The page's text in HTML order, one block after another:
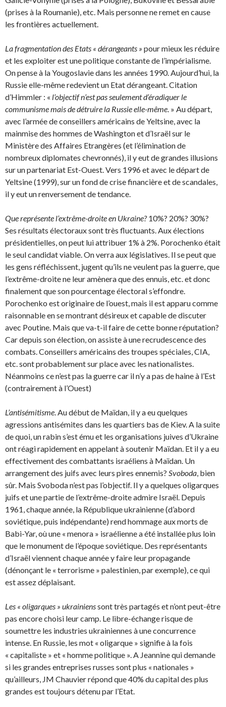
(prises à la Roumanie), etc. Mais personne ne remet en cause
les frontières actuellement.
La fragmentation des Etats « dérangeants » pour mieux les réduire
et les exploiter est une politique constante de l’impérialisme.
On pense à la Yougoslavie dans les années 1990. Aujourd’hui, la
Russie elle-même redevient un Etat dérangeant. Citation
d’Himmler : « l’objectif n’est pas seule­ment d’éradiquer le
communisme mais de détruire la Russie elle-même. » Au départ,
avec l’armée de conseillers américains de Yeltsine, avec la
mainmise des hommes de Washington et d’Israël sur le
Ministère des Affaires Etrangères (et l’élimination de
nombreux diplomates chevronnés), il y eut de grandes illusions
sur un partenariat Est-Ouest. Vers 1996 et avec le départ de
Yeltsine (1999), sur un fond de crise financière et de scandales,
il y eut un renversement de tendance.
Que représente l’extrême-droite en Ukraine?10%? 20%? 30%?
Ses résultats électoraux sont très fluctuants. Aux élections
présidentielles, on peut lui attribuer 1% à 2%. Porochenko était
le seul candidat viable. On verra aux législatives. Il se peut que
les gens réfléchissent, jugent qu’ils ne veulent pas la guerre, que
l’extrême-droite ne leur amènera que des ennuis, etc. et donc
finale­ment que son pourcentage électoral s’effondre.
Porochenko est originaire de l’ouest, mais il est apparu comme
raisonnable en se montrant désireux et capable de discuter
avec Poutine. Mais que va-t-il faire de cette bonne réputation?
Car depuis son élection, on assiste à une recrudescence des
combats. Conseillers américains des troupes spéciales, CIA,
etc. sont probablement sur place avec les nationalistes.
Néanmoins ce n’est pas la guerre car il n’y a pas de haine à l’Est
(contraire­ment à l’Ouest)
L’antisémitisme. Au début de Maïdan, il y a eu quelques
agressions antisémites dans les quartiers bas de Kiev. A la suite
de quoi, un rabin s’est ému et les organisations juives d’Ukraine
ont réagi rapidement en appelant à soutenir Maïdan. Et il y a eu
effectivement des combattants israéliens à Maïdan. Un
arrangement des juifs avec leurs pires ennemis? Svoboda, bien
sûr. Mais Svoboda n’est pas l’objectif. Il y a quelques oligarques
juifs et une partie de l’extrême-droite admire Israël. Depuis
1961, chaque année, la République ukrainienne (d’abord
soviétique, puis indépendante) rend hommage aux morts de
Babi-Yar, où une « menora » israélienne a été installée plus loin
que le monument de l’époque soviétique. Des représentants
d’Israël viennent chaque année y faire leur propagande
(dénonçant le « terrorisme » palestinien, par exemple), ce qui
est assez déplaisant.
Les « oligarques » ukrainienssont très partagés et n’ont peut-être
pas encore choisi leur camp. Le libre-échange risque de
soumettre les industries ukrainiennes à une concurrence
intense. En Russie, les mot « oligarque » signifie à la fois
« capitaliste » et « homme politique ». A Jeannine qui demande
si les grandes entreprises russes sont plus « nationales »
qu’ailleurs, JM Chauvier répond que 40% du capital des plus
grandes est toujours détenu par l’Etat.